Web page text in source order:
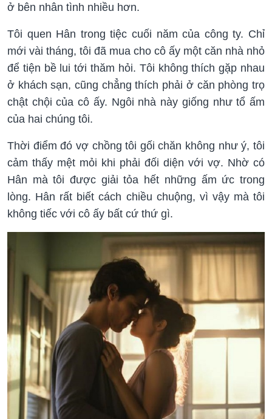
ở bên nhân tình nhiều hơn.
Tôi quen Hân trong tiệc cuối năm của công ty. Chỉ
mới vài tháng, tôi đã mua cho cô ấy một căn nhà nhỏ
để tiện bề lui tới thăm hỏi. Tôi không thích gặp nhau
ở khách sạn, cũng chẳng thích phải ở căn phòng trọ
chật chội của cô ấy. Ngôi nhà này giống như tổ ấm
của hai chúng tôi.
Thời điểm đó vợ chồng tôi gối chăn không như ý, tôi
cảm thấy mệt mỏi khi phải đối diện với vợ. Nhờ có
Hân mà tôi được giải tỏa hết những ấm ức trong
lòng. Hân rất biết cách chiều chuộng, vì vậy mà tôi
không tiếc với cô ấy bất cứ thứ gì.